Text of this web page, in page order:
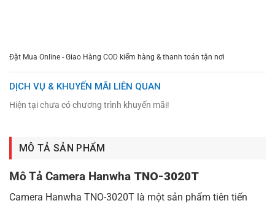
Đặt Mua Online - Giao Hàng COD kiểm hàng & thanh toán tận nơi
DỊCH VỤ & KHUYẾN MÃI LIÊN QUAN
Hiện tại chưa có chương trình khuyến mãi!
MÔ TẢ SẢN PHẨM
Mô Tả Camera Hanwha TNO-3020T
Camera Hanwha TNO-3020T là một sản phẩm tiên tiến